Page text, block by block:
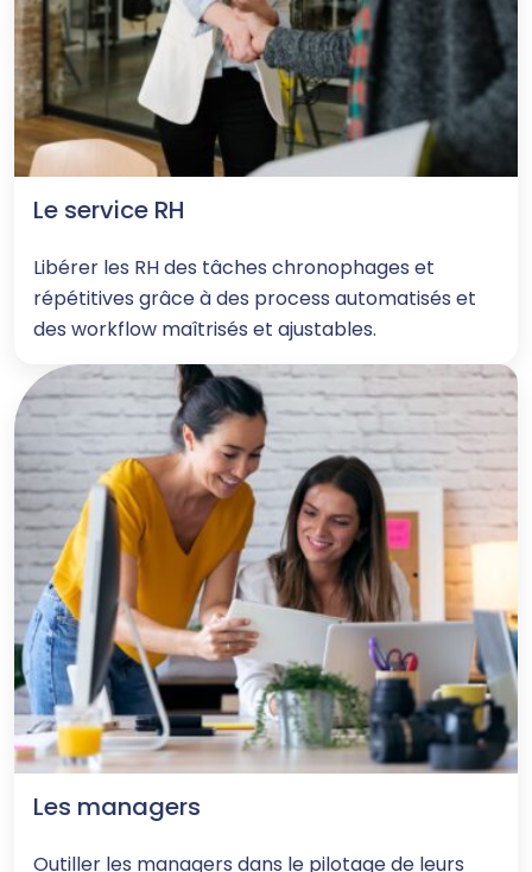
Le service RH
Libérer les RH des tâches chronophages et
répétitives grâce à des process automatisés et
des workflow maîtrisés et ajustables.
Les managers
Outiller les managers dans le pilotage de leurs